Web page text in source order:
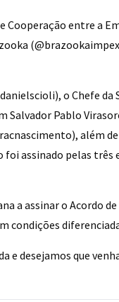
entre a
(@brazookaimpex
), o Chefe
Salvador Pablo
), além
assinado pelas
a assinar o Acordo
condições
e desejamos que